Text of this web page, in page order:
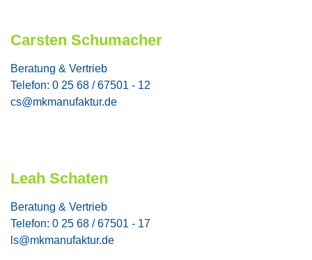
Carsten Schumacher
Beratung & Vertrieb
Telefon: 0 25 68 / 67501 - 12
cs@mkmanufaktur.de
Leah Schaten
Beratung & Vertrieb
Telefon: 0 25 68 / 67501 - 17
ls@mkmanufaktur.de